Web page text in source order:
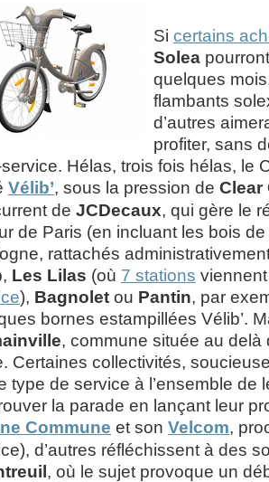
Si certains
Solea
quelques
flambants
d’autres
profiter, sans
service. Hélas, trois fois hélas, le
Vélib’, sous la pression de Clear
de JCDecaux, qui gère le
de Paris (en incluant les bois
rattachés
Les Lilas (où 7 stations
), Bagnolet ou Pantin, par
bornes estampillées Vélib’.
, commune située au delà
Certaines collectivités,
type de service à l’ensemble de
la parade en lançant leur
Commune et son Velcom,
d’autres réfléchissent à des
, où le sujet provoque un